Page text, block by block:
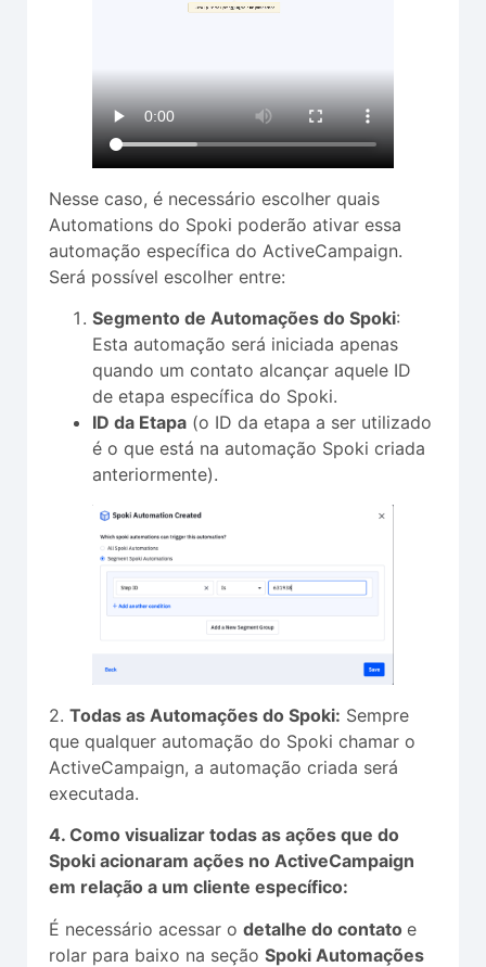
Nesse caso, é necessário escolher quais
Automations do Spoki poderão ativar essa
automação específica do ActiveCampaign.
Será possível escolher entre:
Segmento de Automações do Spoki:
Esta automação será iniciada apenas
quando um contato alcançar aquele ID
de etapa específica do Spoki.
ID da Etapa (o ID da etapa a ser utilizado
é o que está na automação Spoki criada
anteriormente).
2. Todas as Automações do Spoki: Sempre
que qualquer automação do Spoki chamar o
ActiveCampaign, a automação criada será
executada.
4. Como visualizar todas as ações que do
Spoki acionaram ações no ActiveCampaign
em relação a um cliente específico:
É necessário acessar o detalhe do contato e
rolar para baixo na seção Spoki Automações